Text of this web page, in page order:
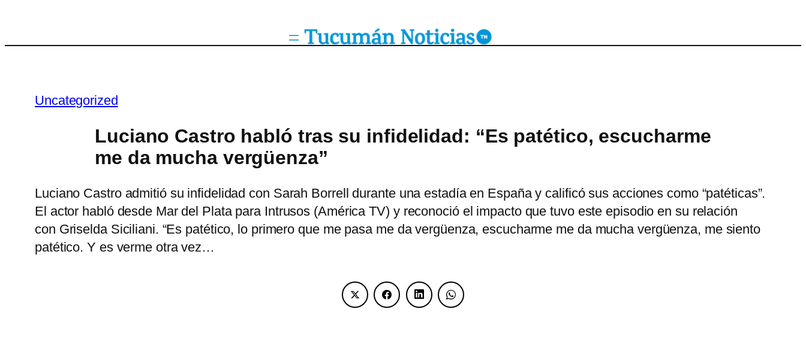
Uncategorized
Luciano Castro habló tras su infidelidad: “Es patético, escucharme
me da mucha vergüenza”
Luciano Castro admitió su infidelidad con Sarah Borrell durante una estadía en España y calificó sus acciones como “patéticas”.
El actor habló desde Mar del Plata para Intrusos (América TV) y reconoció el impacto que tuvo este episodio en su relación
con Griselda Siciliani. “Es patético, lo primero que me pasa me da vergüenza, escucharme me da mucha vergüenza, me siento
patético. Y es verme otra vez…